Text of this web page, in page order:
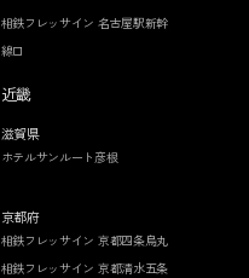
相鉄フレッサイン 名古屋駅新幹
線口
近畿
滋賀県
ホテルサンルート彦根
京都府
相鉄フレッサイン 京都四条烏丸
相鉄フレッサイン 京都清水五条